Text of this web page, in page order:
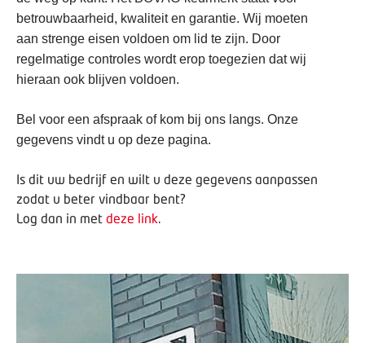
betrouwbaarheid, kwaliteit en garantie. Wij moeten
aan strenge eisen voldoen om lid te zijn. Door
regelmatige controles wordt erop toegezien dat wij
hieraan ook blijven voldoen.
Bel voor een afspraak of kom bij ons langs. Onze
gegevens vindt u op deze pagina.
Is dit uw bedrijf en wilt u deze gegevens aanpassen
zodat u beter vindbaar bent?
Log dan in met deze link.